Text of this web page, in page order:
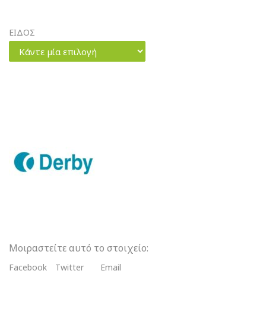
ΕΙΔΟΣ
Κάντε μία επιλογή
Μοιραστείτε αυτό το στοιχείο:
Facebook Twitter Email